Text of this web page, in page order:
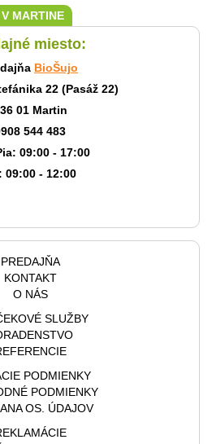
MARTINE
miesto:
BioŠujo
22 (Pasáž 22)
01 Martin
544 483
09:00 - 17:00
09:00 - 12:00
PREDAJŇA
KONTAKT
O NÁS
SLUŽBY
PODMIENKY
PODMIENKY
OS. ÚDAJOV